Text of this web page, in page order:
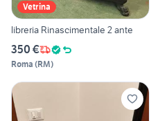
Vetrina
libreria Rinascimentale 2 ante
350 €
Roma (RM)